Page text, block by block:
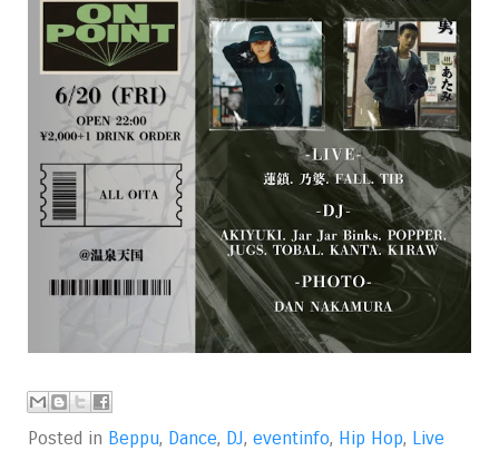
Posted in Beppu, Dance, DJ, eventinfo, Hip Hop, Live